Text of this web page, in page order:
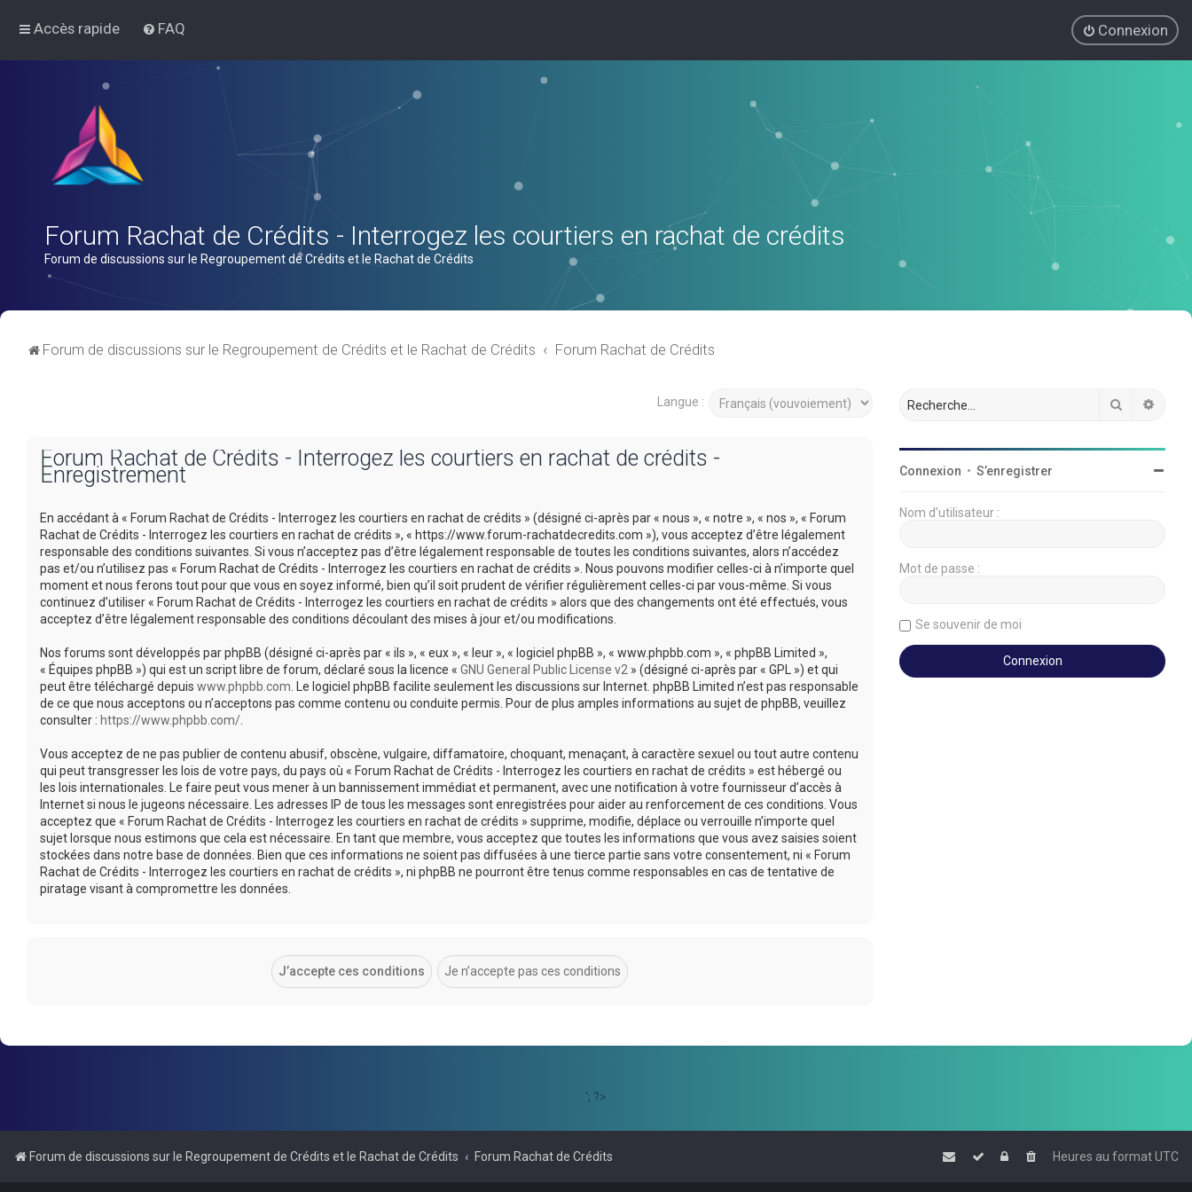
Accès rapide FAQ Connexion
Forum Rachat de Crédits - Interrogez les courtiers en rachat de crédits
Forum de discussions sur le Regroupement de Crédits et le Rachat de Crédits
Forum de discussions sur le Regroupement de Crédits et le Rachat de Crédits Forum Rachat de Crédits
Langue :
Forum Rachat de Crédits - Interrogez les courtiers en rachat de crédits -
Enregistrement
En accédant à « Forum Rachat de Crédits - Interrogez les courtiers en rachat de crédits » (désigné ci-après par « nous », « notre », « nos », « Forum
Rachat de Crédits - Interrogez les courtiers en rachat de crédits », « https://www.forum-rachatdecredits.com »), vous acceptez d’être légalement
responsable des conditions suivantes. Si vous n’acceptez pas d’être légalement responsable de toutes les conditions suivantes, alors n’accédez
pas et/ou n’utilisez pas « Forum Rachat de Crédits - Interrogez les courtiers en rachat de crédits ». Nous pouvons modifier celles-ci à n’importe quel
moment et nous ferons tout pour que vous en soyez informé, bien qu’il soit prudent de vérifier régulièrement celles-ci par vous-même. Si vous
continuez d’utiliser « Forum Rachat de Crédits - Interrogez les courtiers en rachat de crédits » alors que des changements ont été effectués, vous
acceptez d’être légalement responsable des conditions découlant des mises à jour et/ou modifications.
Nos forums sont développés par phpBB (désigné ci-après par « ils », « eux », « leur », « logiciel phpBB », « www.phpbb.com », « phpBB Limited »,
« Équipes phpBB ») qui est un script libre de forum, déclaré sous la licence « GNU General Public License v2 » (désigné ci-après par « GPL ») et qui
peut être téléchargé depuis www.phpbb.com . Le logiciel phpBB facilite seulement les discussions sur Internet. phpBB Limited n’est pas responsable
de ce que nous acceptons ou n’acceptons pas comme contenu ou conduite permis. Pour de plus amples informations au sujet de phpBB, veuillez
consulter : https://www.phpbb.com/
Vous acceptez de ne pas publier de contenu abusif, obscène, vulgaire, diffamatoire, choquant, menaçant, à caractère sexuel ou tout autre contenu
qui peut transgresser les lois de votre pays, du pays où « Forum Rachat de Crédits - Interrogez les courtiers en rachat de crédits » est hébergé ou
les lois internationales. Le faire peut vous mener à un bannissement immédiat et permanent, avec une notification à votre fournisseur d’accès à
Internet si nous le jugeons nécessaire. Les adresses IP de tous les messages sont enregistrées pour aider au renforcement de ces conditions. Vous
acceptez que « Forum Rachat de Crédits - Interrogez les courtiers en rachat de crédits » supprime, modifie, déplace ou verrouille n’importe quel
sujet lorsque nous estimons que cela est nécessaire. En tant que membre, vous acceptez que toutes les informations que vous avez saisies soient
stockées dans notre base de données. Bien que ces informations ne soient pas diffusées à une tierce partie sans votre consentement, ni « Forum
Rachat de Crédits - Interrogez les courtiers en rachat de crédits », ni phpBB ne pourront être tenus comme responsables en cas de tentative de
piratage visant à compromettre les données.
Rechercher
Connexion • S’enregistrer
Nom d’utilisateur :
Mot de passe :
Se souvenir de moi
'; ?>
Forum de discussions sur le Regroupement de Crédits et le Rachat de Crédits Forum Rachat de Crédits Heures au formatUTC